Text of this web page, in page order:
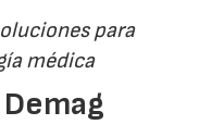
para
médica